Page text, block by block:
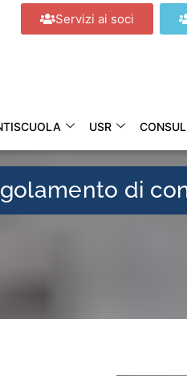
Servizi ai soci
USR
di